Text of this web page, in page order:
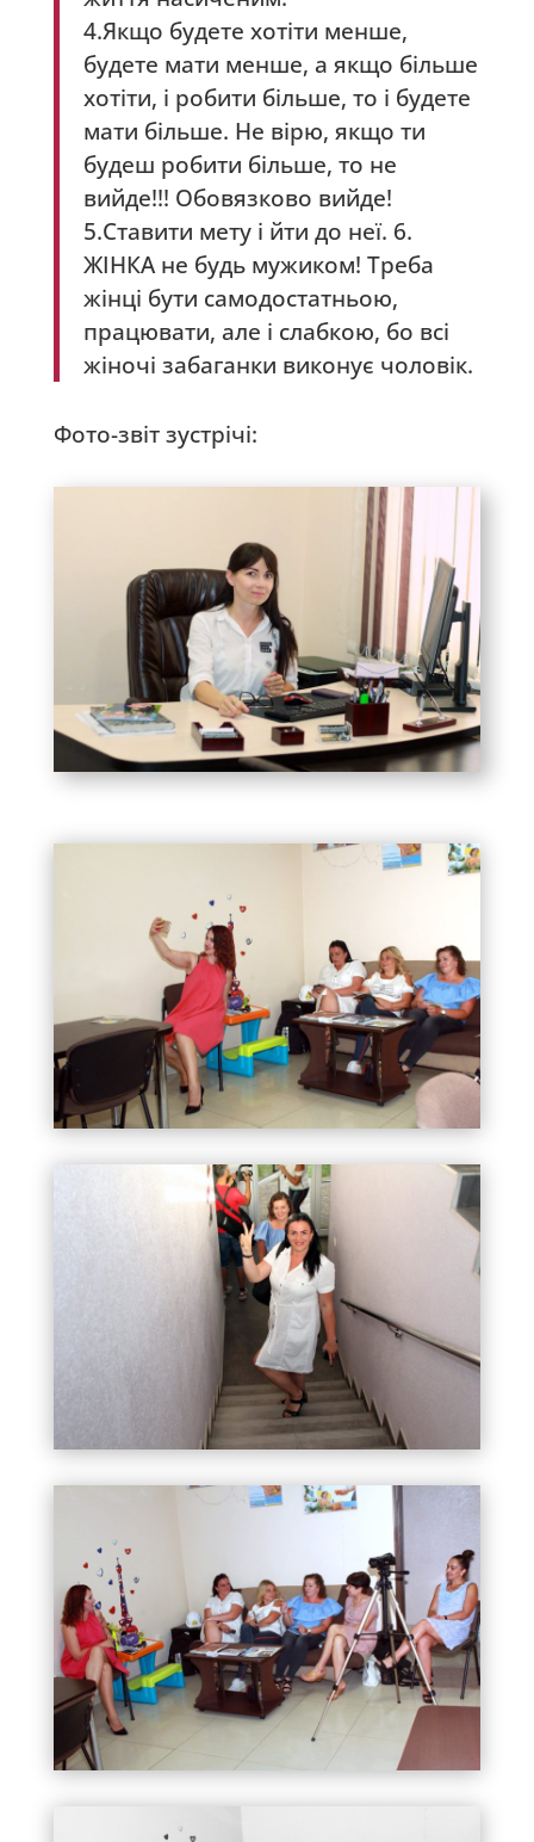
4.Якщо будете хотіти менше,
будете мати менше, а якщо більше
хотіти, і робити більше, то і будете
мати більше. Не вірю, якщо ти
будеш робити більше, то не
вийде!!! Обовязково вийде!
5.Ставити мету і йти до неї. 6.
ЖІНКА не будь мужиком! Треба
жінці бути самодостатньою,
працювати, але і слабкою, бо всі
жіночі забаганки виконує чоловік.
Фото-звіт зустрічі: